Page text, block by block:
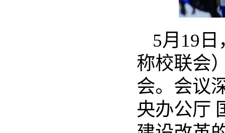
5月19
称校联会
会。会议
央办公厅